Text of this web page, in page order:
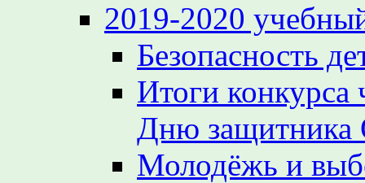
2019-2020
Безопасность
Итоги конкурса
Дню защитника
Молодёжь и